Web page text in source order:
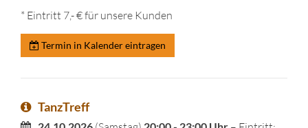
* Eintritt 7,- € für unsere Kunden
Termin in Kalender eintragen
TanzTreff